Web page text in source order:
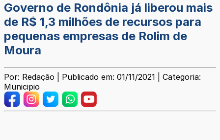
Governo de Rondônia já liberou mais
de R$ 1,3 milhões de recursos para
pequenas empresas de Rolim de
Moura
Por: Redação | Publicado em: 01/11/2021 | Categoria:
Municipio